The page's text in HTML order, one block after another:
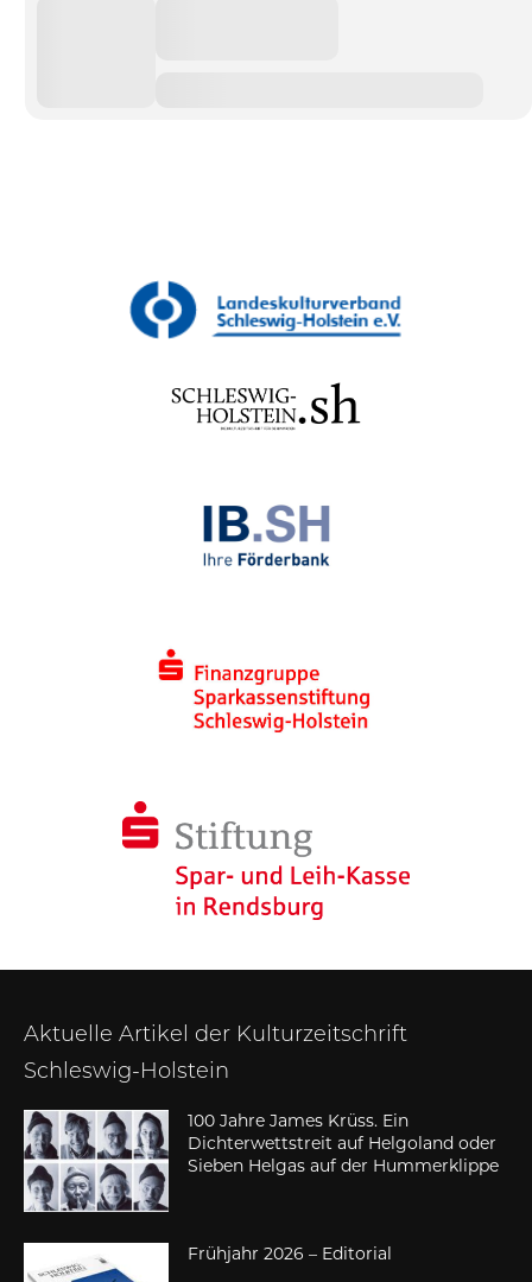
Aktuelle Artikel der Kulturzeitschrift
Schleswig-Holstein
100 Jahre James Krüss. Ein
Dichterwettstreit auf Helgoland oder
Sieben Helgas auf der Hummerklippe
Frühjahr 2026 – Editorial